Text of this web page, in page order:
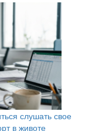
слушать свое
в животе